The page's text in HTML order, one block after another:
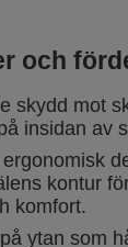
och
skydd mot
insidan av
kontur
komfort.
ytan som